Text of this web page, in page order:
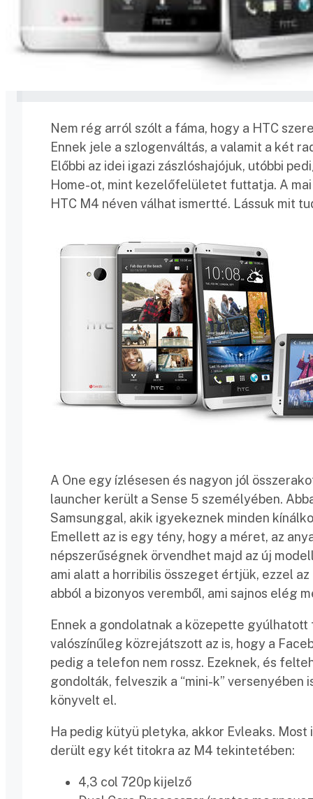
Nem rég arról szólt a fáma, hogy a HTC
Ennek jele a szlogenváltás, a valamit a két
Előbbi az idei igazi zászlóshajójuk, utóbbi
Home-ot, mint kezelőfelületet futtatja. A
HTC M4 néven válhat ismertté. Lássuk mit
A One egy ízlésesen és nagyon jól
launcher került a Sense 5 személyében.
Samsunggal, akik igyekeznek minden
Emellett az is egy tény, hogy a méret, az
népszerűségnek örvendhet majd az új
ami alatt a horribilis összeget értjük, ezzel
abból a bizonyos veremből, ami sajnos elég
Ennek a gondolatnak a közepette
valószínűleg közrejátszott az is, hogy a
pedig a telefon nem rossz. Ezeknek, és
gondolták, felveszik a “mini-k”
könyvelt el.
Ha pedig kütyü pletyka, akkor Evleaks.
derült egy két titokra az M4 tekintetében:
4,3 col 720p kijelző